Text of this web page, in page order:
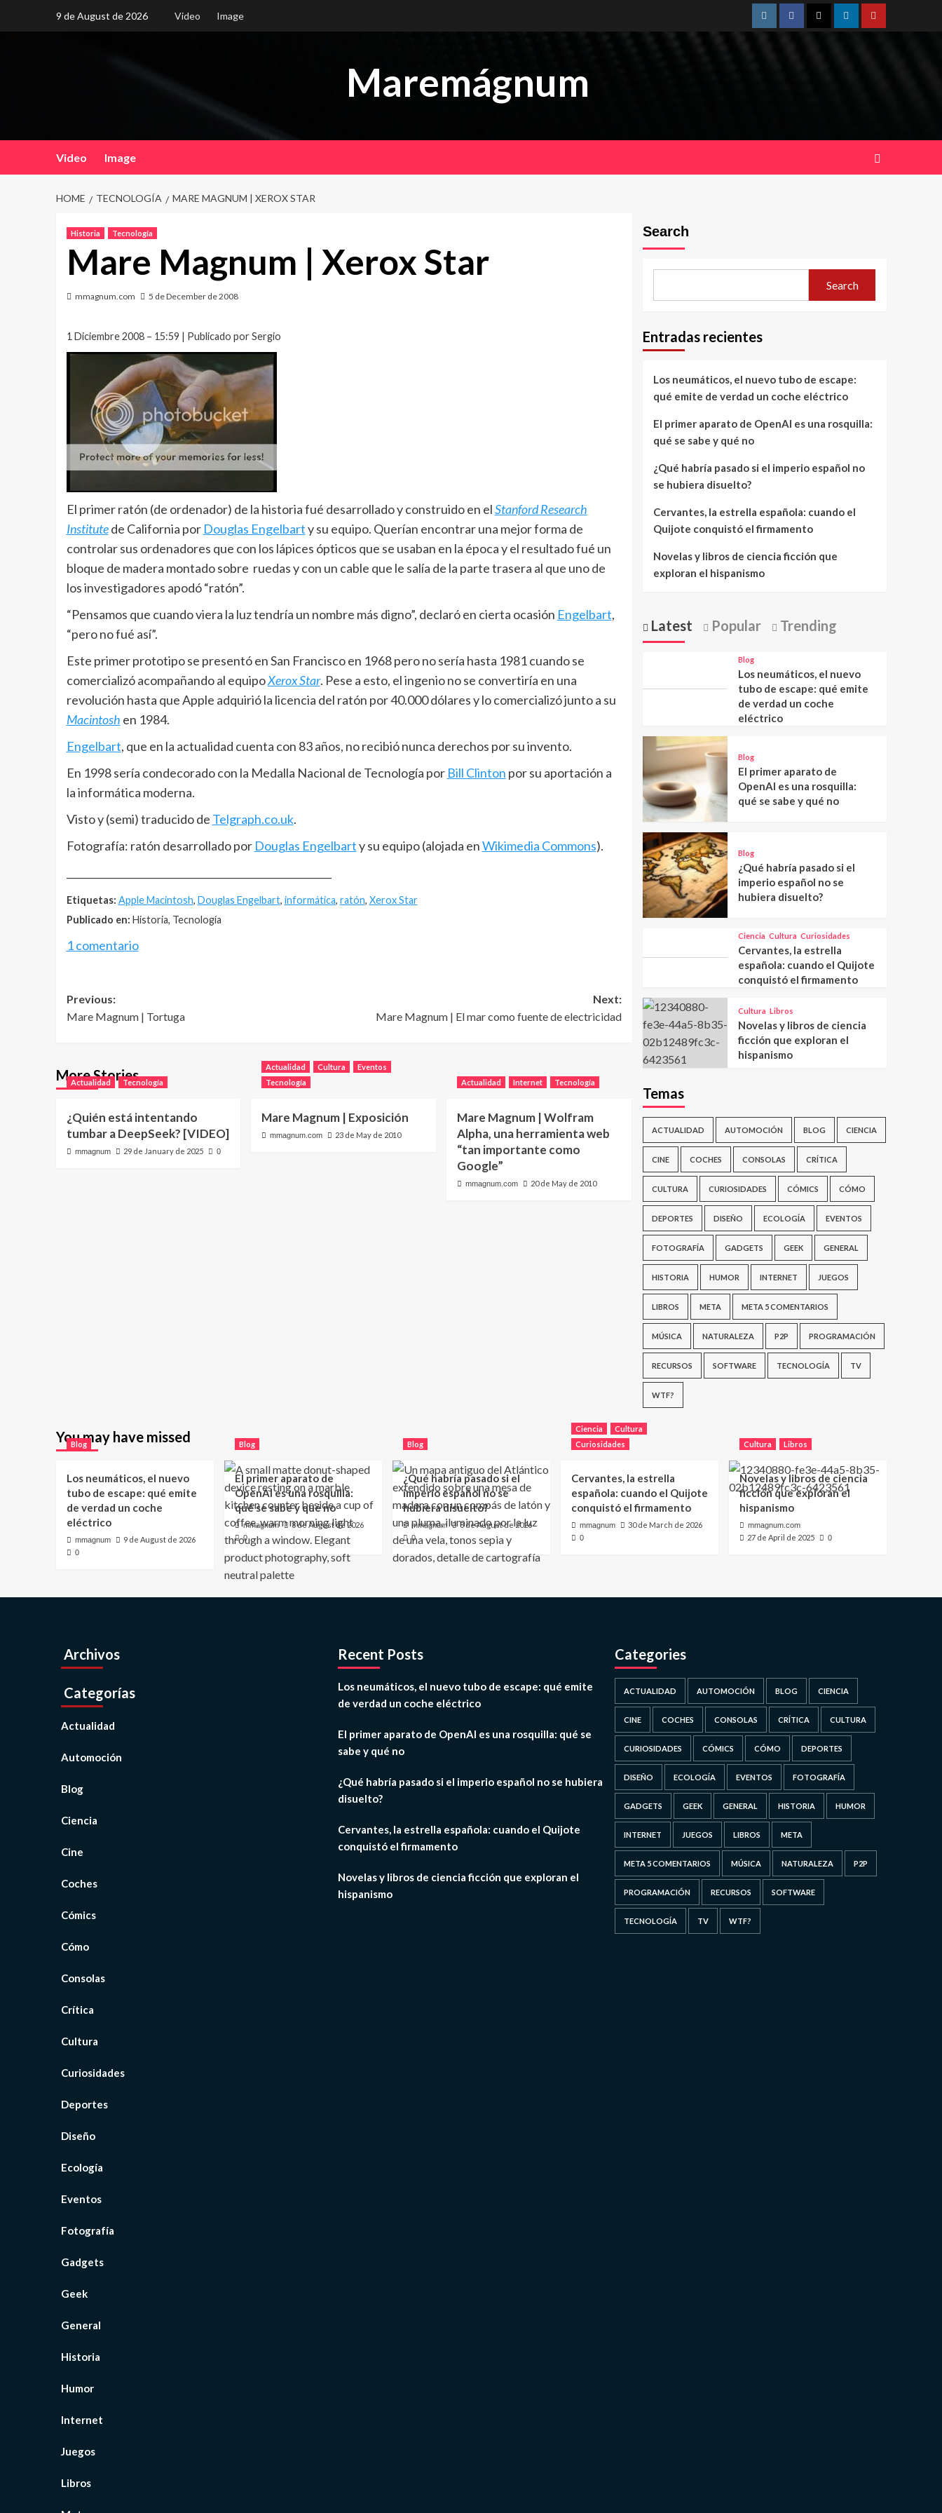
9 de August de 2026 Video Image
InstagramFacebookTwitterLinkedinYoutube
Maremágnum
Video Image
HOME TECNOLOGÍA MARE MAGNUM | XEROX STAR
Historia Tecnología
Mare Magnum | Xerox Star
mmagnum.com 5 de December de 2008
1 Diciembre 2008 – 15:59 | Publicado por Sergio
El primer ratón (de ordenador) de la historia fué desarrollado y construido en elStanford Research
Institutede California por Douglas Engelbarty su equipo. Querían encontrar una mejor forma de
controlar sus ordenadores que con los lápices ópticos que se usaban en la época y el resultado fué un
bloque de madera montado sobre ruedas y con un cable que le salía de la parte trasera al que uno de
los investigadores apodó “ratón”.
“Pensamos que cuando viera la luz tendría un nombre más digno”, declaró en cierta ocasión Engelbart,
“pero no fué así”.
Este primer prototipo se presentó en San Francisco en 1968 pero no sería hasta 1981 cuando se
comercializó acompañando al equipoXerox Star. Pese a esto, el ingenio no se convertiría en una
revolución hasta que Apple adquirió la licencia del ratón por 40.000 dólares y lo comercializó junto a su
Macintosh en 1984.
Engelbart, que en la actualidad cuenta con 83 años, no recibió nunca derechos por su invento.
En 1998 sería condecorado con la Medalla Nacional de Tecnología por Bill Clinton por su aportación a
la informática moderna.
Visto y (semi) traducido de Telgraph.co.uk.
Fotografía: ratón desarrollado por Douglas Engelbarty su equipo (alojada enWikimedia Commons).
Etiquetas: Apple Macintosh, Douglas Engelbart, informática, ratón, Xerox Star
Publicado en: Historia, Tecnología
1 comentario
Post
navigation
Previous:
Mare Magnum | Tortuga
Next:
Mare Magnum | El mar como fuente de electricidad
More Stories
Actualidad Tecnología
¿Quién está intentando
tumbar a DeepSeek? [VIDEO]
mmagnum 29 de January de 2025 0
Actualidad Cultura
Eventos
Tecnología
Mare Magnum | Exposición
mmagnum.com 23 de May de 2010
Actualidad Internet Tecnología
Mare Magnum | Wolfram
Alpha, una herramienta web
“tan importante como
Google”
mmagnum.com 20 de May de 2010
Search
Search
Entradas recientes
Los neumáticos, el nuevo tubo de escape:
qué emite de verdad un coche eléctrico
El primer aparato de OpenAI es una rosquilla:
qué se sabe y qué no
¿Qué habría pasado si el imperio español no
se hubiera disuelto?
Cervantes, la estrella española: cuando el
Quijote conquistó el firmamento
Novelas y libros de ciencia ficción que
exploran el hispanismo
Latest Popular Trending
Blog
Los neumáticos, el nuevo
tubo de escape: qué emite
de verdad un coche
eléctrico
Blog
El primer aparato de
OpenAI es una rosquilla:
qué se sabe y qué no
Blog
¿Qué habría pasado si el
imperio español no se
hubiera disuelto?
Ciencia Cultura Curiosidades
Cervantes, la estrella
española: cuando el Quijote
conquistó el firmamento
Cultura Libros
Novelas y libros de ciencia
ficción que exploran el
hispanismo
Temas
ACTUALIDAD AUTOMOCIÓN BLOG CIENCIA
CINE COCHES CONSOLAS CRÍTICA
CULTURA CURIOSIDADES CÓMICS CÓMO
DEPORTES DISEÑO ECOLOGÍA EVENTOS
FOTOGRAFÍA GADGETS GEEK GENERAL
HISTORIA HUMOR INTERNET JUEGOS
LIBROS META META 5 COMENTARIOS
MÚSICA NATURALEZA P2P PROGRAMACIÓN
RECURSOS SOFTWARE TECNOLOGÍA TV
WTF?
You may have missed
Blog
Los neumáticos, el nuevo
tubo de escape: qué emite
de verdad un coche
eléctrico
mmagnum 9 de August de 2026
0
Blog
El primer aparato de
OpenAI es una rosquilla:
qué se sabe y qué no
mmagnum 8 de August de 2026
0
Blog
¿Qué habría pasado si el
imperio español no se
hubiera disuelto?
mmagnum 8 de August de 2026
0
Ciencia
Cultura
Curiosidades
Cervantes, la estrella
española: cuando el Quijote
conquistó el firmamento
mmagnum 30 de March de 2026
0
Cultura Libros
Novelas y libros de ciencia
ficción que exploran el
hispanismo
mmagnum.com
27 de April de 2025 0
Archivos
Categorías
Actualidad
Automoción
Blog
Ciencia
Cine
Coches
Cómics
Cómo
Consolas
Crítica
Cultura
Curiosidades
Deportes
Diseño
Ecología
Eventos
Fotografía
Gadgets
Geek
General
Historia
Humor
Internet
Juegos
Libros
Recent Posts
Los neumáticos, el nuevo tubo de escape: qué emite
de verdad un coche eléctrico
El primer aparato de OpenAI es una rosquilla: qué se
sabe y qué no
¿Qué habría pasado si el imperio español no se hubiera
disuelto?
Cervantes, la estrella española: cuando el Quijote
conquistó el firmamento
Novelas y libros de ciencia ficción que exploran el
hispanismo
Categories
ACTUALIDAD AUTOMOCIÓN BLOG CIENCIA
CINE COCHES CONSOLAS CRÍTICA CULTURA
CURIOSIDADES CÓMICS CÓMO DEPORTES
DISEÑO ECOLOGÍA EVENTOS FOTOGRAFÍA
GADGETS GEEK GENERAL HISTORIA HUMOR
INTERNET JUEGOS LIBROS META
META 5 COMENTARIOS MÚSICA NATURALEZA P2P
PROGRAMACIÓN RECURSOS SOFTWARE
TECNOLOGÍA TV WTF?